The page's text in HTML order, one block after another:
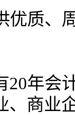
优质、
20年会
、商业